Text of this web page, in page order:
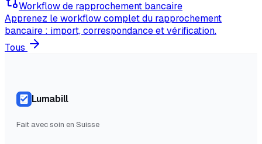
Workflow de rapprochement bancaire
Apprenez le workflow complet du rapprochement
bancaire : import, correspondance et vérification.
Tous
Lumabill
Fait avec soin en Suisse